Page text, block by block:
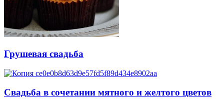
Грушевая свадьба
Свадьба в сочетании мятного и желтого цветов